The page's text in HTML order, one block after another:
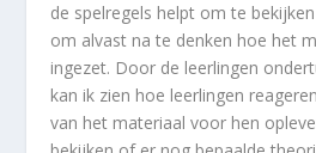
de spelregels helpt om te
om alvast na te denken hoe het
ingezet. Door de leerlingen
kan ik zien hoe leerlingen
van het materiaal voor hen